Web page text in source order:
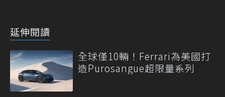
延伸閱讀
全球僅10輛！Ferrari為美國打
造Purosangue超限量系列